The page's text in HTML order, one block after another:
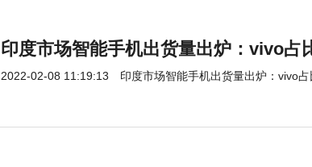
印度市场智能手机出货量出炉：vivo占
2022-02-08 11:19:13 印度市场智能手机出货量出炉：vivo